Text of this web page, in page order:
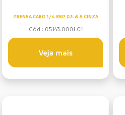
PRENSA CABO 1/4 BSP 03-6.5 CINZA
Cód.: 05143.0001.01
Veja mais